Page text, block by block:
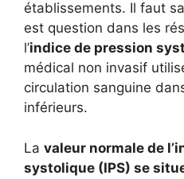
établissements. Il faut
est question dans les
l’indice de pression
médical non invasif
circulation sanguine
inférieurs.
La valeur normale de
systolique (IPS) se